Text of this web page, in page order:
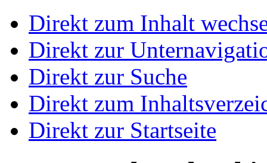
Direkt zum Inhalt
Direkt zur
Direkt zur Suche
Direkt zum
Direkt zur Startseite